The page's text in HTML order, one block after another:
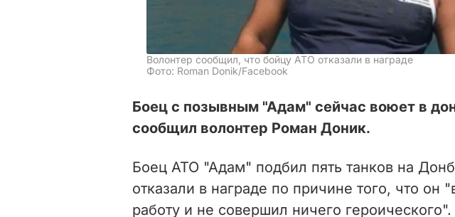
Волонтер сообщил, что бойцу АТО отказали в награде
Фото: Roman Donik/Facebook
Боец с позывным "Адам" сейчас воюет в
сообщил волонтер Роман Доник.
Боец АТО "Адам" подбил пять танков на
отказали в награде по причине того, что он
работу и не совершил ничего героического".